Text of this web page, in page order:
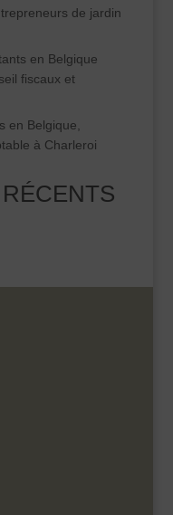
de jardin
en Belgique
fiscaux et
en Belgique,
à Charleroi